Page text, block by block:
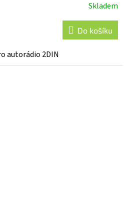
Skladem
Do košíku
autorádio 2DIN